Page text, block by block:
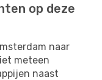
op deze
naar
meteen
naast